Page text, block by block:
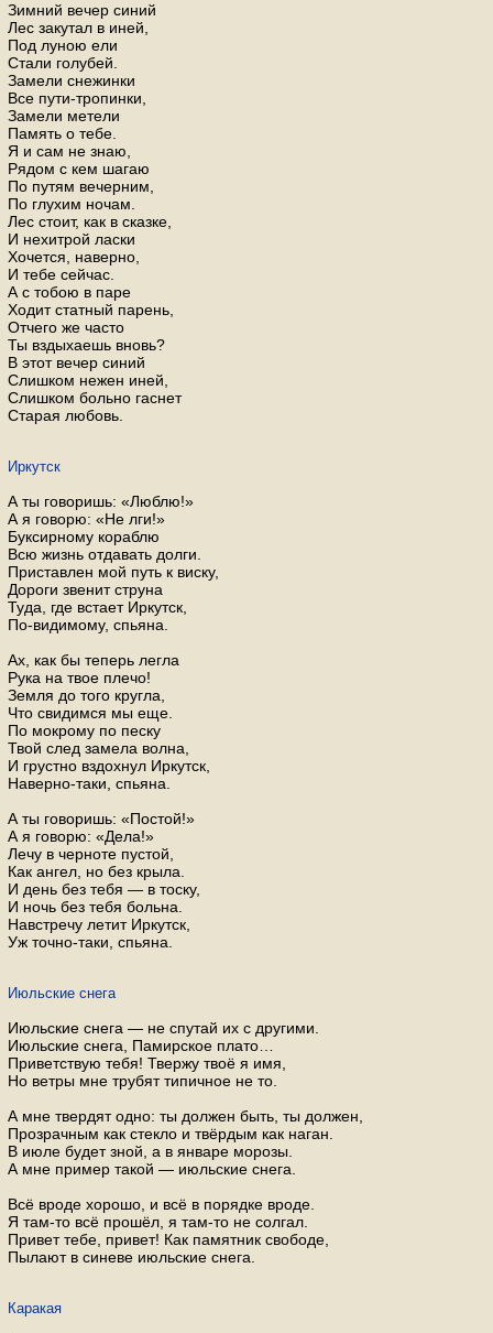
Зимний вечер синий
Лес закутал в иней,
Под луною ели
Стали голубей.
Замели снежинки
Все пути-тропинки,
Замели метели
Память о тебе.
Я и сам не знаю,
Рядом с кем шагаю
По путям вечерним,
По глухим ночам.
Лес стоит, как в сказке,
И нехитрой ласки
Хочется, наверно,
И тебе сейчас.
А с тобою в паре
Ходит статный парень,
Отчего же часто
Ты вздыхаешь вновь?
В этот вечер синий
Слишком нежен иней,
Слишком больно гаснет
Старая любовь.
Иркутск
А ты говоришь: «Люблю!»
А я говорю: «Не лги!»
Буксирному кораблю
Всю жизнь отдавать долги.
Приставлен мой путь к виску,
Дороги звенит струна
Туда, где встает Иркутск,
По-видимому, спьяна.
Ах, как бы теперь легла
Рука на твое плечо!
Земля до того кругла,
Что свидимся мы еще.
По мокрому по песку
Твой след замела волна,
И грустно вздохнул Иркутск,
Наверно-таки, спьяна.
А ты говоришь: «Постой!»
А я говорю: «Дела!»
Лечу в черноте пустой,
Как ангел, но без крыла.
И день без тебя — в тоску,
И ночь без тебя больна.
Навстречу летит Иркутск,
Уж точно-таки, спьяна.
Июльские снега
Июльские снега — не спутай их с другими.
Июльские снега, Памирское плато…
Приветствую тебя! Твержу твоё я имя,
Но ветры мне трубят типичное не то.
А мне твердят одно: ты должен быть, ты должен,
Прозрачным как стекло и твёрдым как наган.
В июле будет зной, а в январе морозы.
А мне пример такой — июльские снега.
Всё вроде хорошо, и всё в порядке вроде.
Я там-то всё прошёл, я там-то не солгал.
Привет тебе, привет! Как памятник свободе,
Пылают в синеве июльские снега.
Каракая